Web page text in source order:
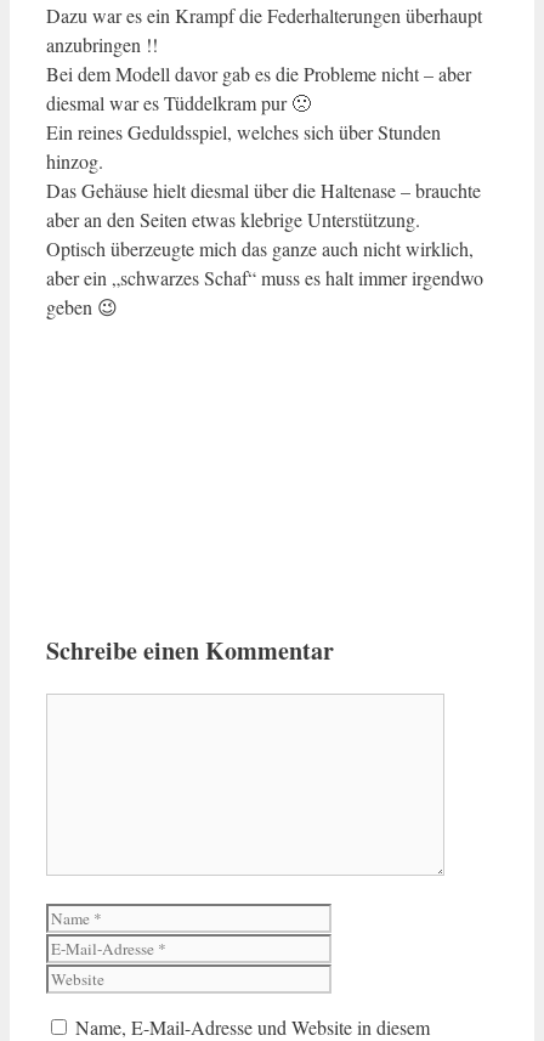
Dazu war es ein Krampf die Federhalterungen überhaupt
anzubringen !!
Bei dem Modell davor gab es die Probleme nicht – aber
diesmal war es Tüddelkram pur 🙁
Ein reines Geduldsspiel, welches sich über Stunden
hinzog.
Das Gehäuse hielt diesmal über die Haltenase – brauchte
aber an den Seiten etwas klebrige Unterstützung.
Optisch überzeugte mich das ganze auch nicht wirklich,
aber ein „schwarzes Schaf“ muss es halt immer irgendwo
geben 😉
Schreibe einen Kommentar
Name
Mail-
Adresse
Name, E-Mail-Adresse und Website in diesem